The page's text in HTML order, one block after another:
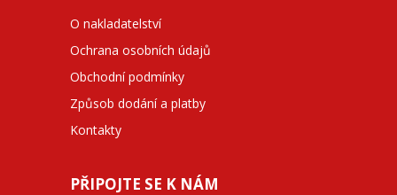
O nakladatelství
Ochrana osobních údajů
Obchodní podmínky
Způsob dodání a platby
Kontakty
PŘIPOJTE SE K NÁM